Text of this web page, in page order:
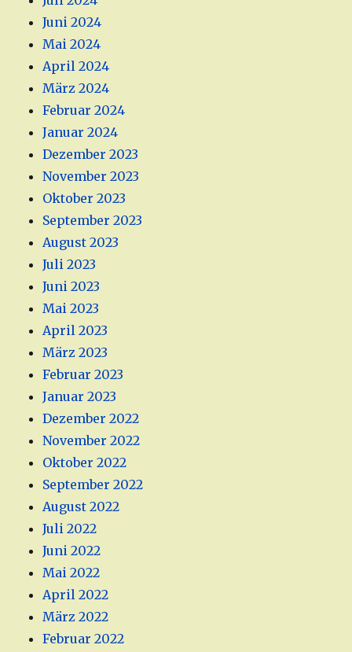
Juni 2024
Mai 2024
April 2024
März 2024
Februar 2024
Januar 2024
Dezember 2023
November 2023
Oktober 2023
September 2023
August 2023
Juli 2023
Juni 2023
Mai 2023
April 2023
März 2023
Februar 2023
Januar 2023
Dezember 2022
November 2022
Oktober 2022
September 2022
August 2022
Juli 2022
Juni 2022
Mai 2022
April 2022
März 2022
Februar 2022